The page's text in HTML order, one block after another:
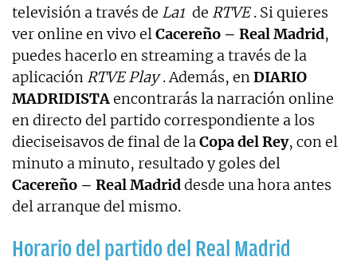
televisión a través de La1 de RTVE . Si quieres
ver online en vivo elCacereño – Real Madrid,
puedes hacerlo en streaming a través de la
aplicación RTVE Play . Además, enDIARIO
MADRIDISTAencontrarás la narración online
en directo del partido correspondiente a los
dieciseisavos de final de laCopa del Rey, con el
minuto a minuto, resultado y goles del
Cacereño – Real Madriddesde una hora antes
del arranque del mismo.
Horario del partido del Real Madrid